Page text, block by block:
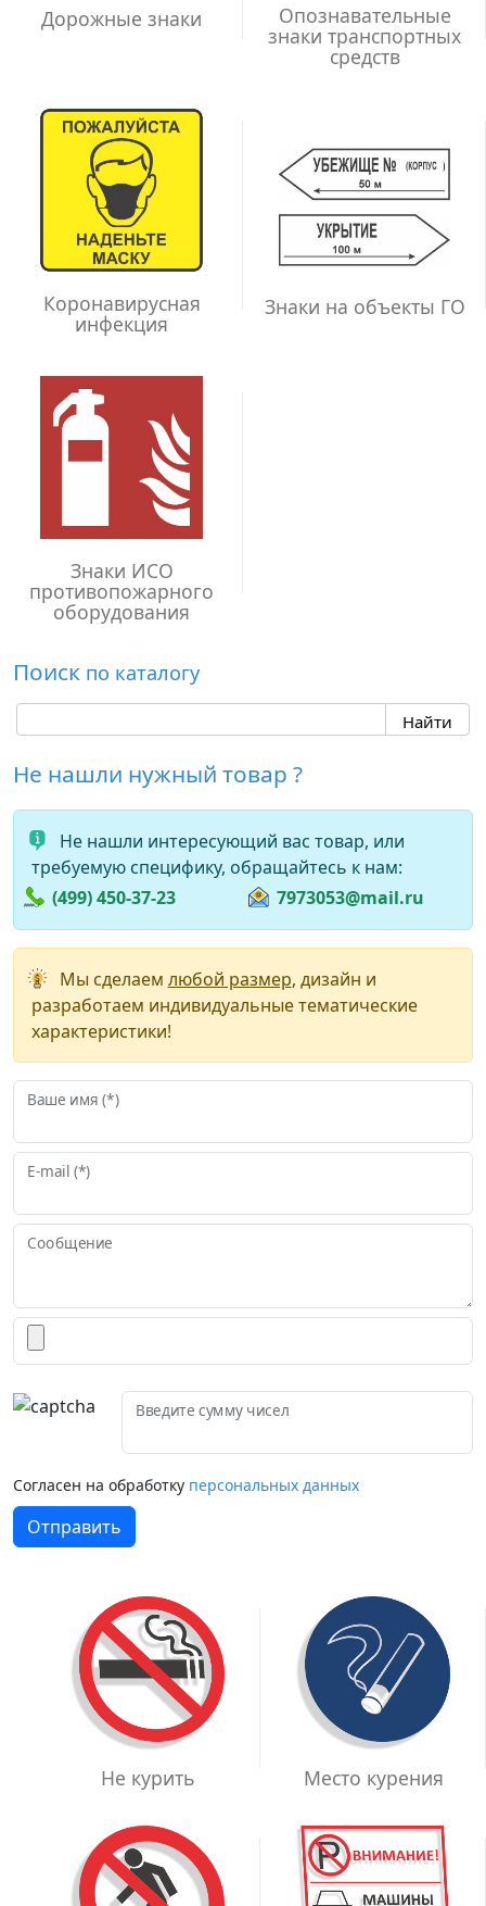
Дорожные знаки Опознавательные
знаки транспортных
средств
Коронавирусная
инфекция
Знаки на объекты ГО
Знаки ИСО
противопожарного
оборудования
Поиск по каталогу
Не нашли нужный товар ?
Не нашли интересующий вас товар, или
требуемую специфику, обращайтесь к нам:
(499) 450-37-23
7973053@mail.ru
Мы сделаем любой размер, дизайн и
разработаем индивидуальные тематические
характеристики!
Ваше имя (*)
E-mail (*)
Сообщение
Введите сумму чисел
Согласен на обработку персональных данных
Отправить
Не курить Место курения